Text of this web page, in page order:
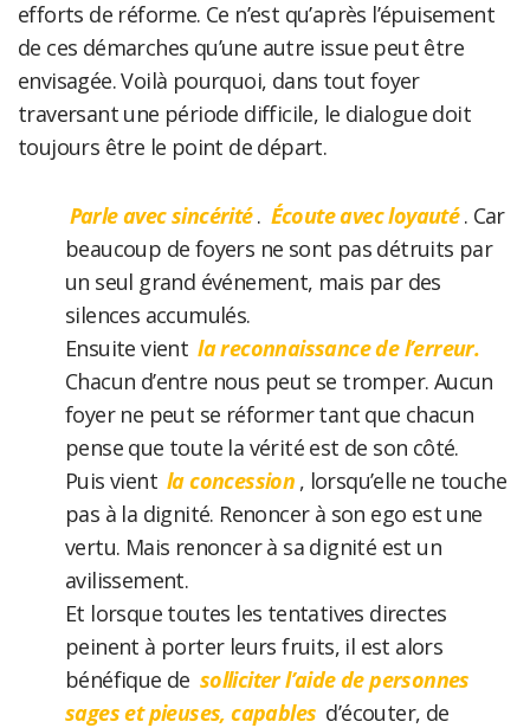
efforts de réforme. Ce n’est qu’après l’épuisement
de ces démarches qu’une autre issue peut être
envisagée. Voilà pourquoi, dans tout foyer
traversant une période difficile, le dialogue doit
toujours être le point de départ.
Parle avec sincérité. Écoute avec loyauté. Car
beaucoup de foyers ne sont pas détruits par
un seul grand événement, mais par des
silences accumulés.
Ensuite vient la reconnaissance de l’erreur.
Chacun d’entre nous peut se tromper. Aucun
foyer ne peut se réformer tant que chacun
pense que toute la vérité est de son côté.
Puis vient la concession , lorsqu’elle ne touche
pas à la dignité. Renoncer à son ego est une
vertu. Mais renoncer à sa dignité est un
avilissement.
Et lorsque toutes les tentatives directes
peinent à porter leurs fruits, il est alors
bénéfique de solliciter l’aide de personnes
sages et pieuses, capables d’écouter, de